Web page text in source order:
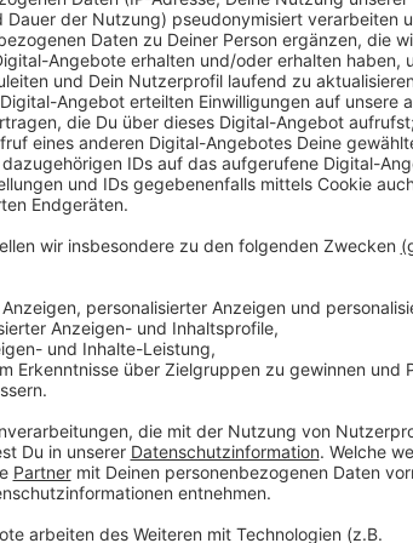
Anzeige
Das sehen die Betroffenen erst später auf der
Polizei auch befallene Smartphones weitere
nicht öffnen, klick du mal“ - bei SMS mit einem
werden.
Nur eine sogenannte Drittanbieter-Sperre kann
heruntergeladene Schadsoftware Daten
seinem Mobilfunkanbieter einrichten lassen.
Masche eingegangen. Wer versehentlich doch
auf den Flugmodus schalten und auf die
man mit einem Backup.